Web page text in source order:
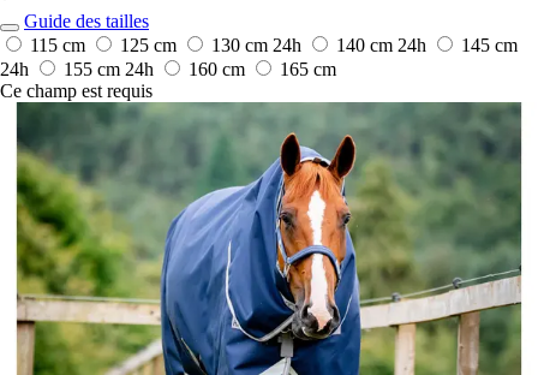
Guide des tailles
115 cm
125 cm 130 cm 24h 140 cm 24h
145 cm
24h
155 cm 24h 160 cm
165 cm
Ce champ est requis